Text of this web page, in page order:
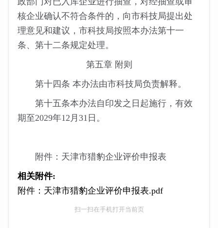
核企业确认不符合条件的，向市科技局提出处
理意见和建议，市科技局按照本办法第十一
条、第十二条规定处理。
第五章 附则
第十四条 本办法由市科技局负责解释。
第十五条本办法自印发之日起施行，有效
期至2029年12月31日。
附件：天津市猎豹企业评价申报表
相关附件:
附件：天津市猎豹企业评价申报表.pdf
扫一扫在手机打开当前页